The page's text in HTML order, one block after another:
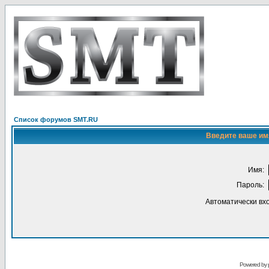
Список форумов SMT.RU
Введите ваше
Имя:
Пароль:
Автоматически
Powered by